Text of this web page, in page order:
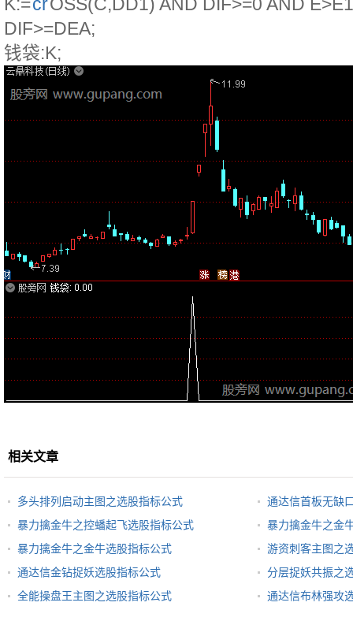
DIF>=DEA;
钱袋:K;
相关文章
多头排列启动主图之选股指标公式
通达信首板无缺
暴力擒金牛之控蟠起飞选股指标公式
暴力擒金牛之金
暴力擒金牛之金牛选股指标公式
游资刺客主图之
通达信金钻捉妖选股指标公式
分层捉妖共振之
全能操盘王主图之选股指标公式
通达信布林强攻